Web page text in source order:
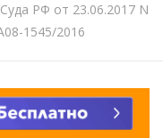
РФ от 23.06.2017 N
1545/2016